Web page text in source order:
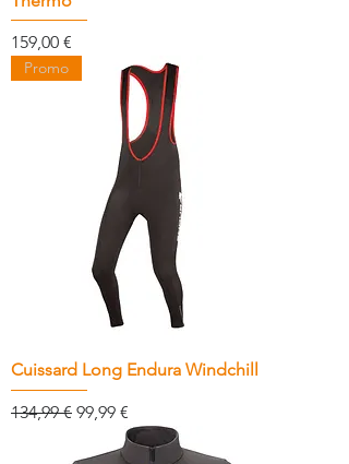
Prix
159,00 €
Promo
Cuissard Long Endura Windchill
Prix original
134,99 € Prix promotionnel
99,99 €